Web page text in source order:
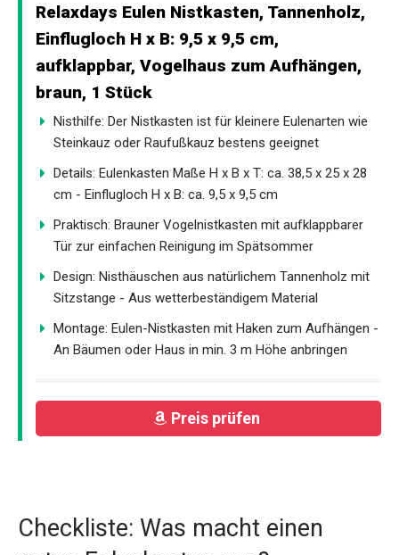
Relaxdays Eulen Nistkasten, Tannenholz,
Einflugloch H x B: 9,5 x 9,5 cm,
aufklappbar, Vogelhaus zum Aufhängen,
braun, 1 Stück
Nisthilfe: Der Nistkasten ist für kleinere Eulenarten wie
Steinkauz oder Raufußkauz bestens geeignet
Details: Eulenkasten Maße H x B x T: ca. 38,5 x 25 x 28
cm - Einflugloch H x B: ca. 9,5 x 9,5 cm
Praktisch: Brauner Vogelnistkasten mit aufklappbarer
Tür zur einfachen Reinigung im Spätsommer
Design: Nisthäuschen aus natürlichem Tannenholz mit
Sitzstange - Aus wetterbeständigem Material
Montage: Eulen-Nistkasten mit Haken zum Aufhängen -
An Bäumen oder Haus in min. 3 m Höhe anbringen
Preis prüfen
Checkliste: Was macht einen